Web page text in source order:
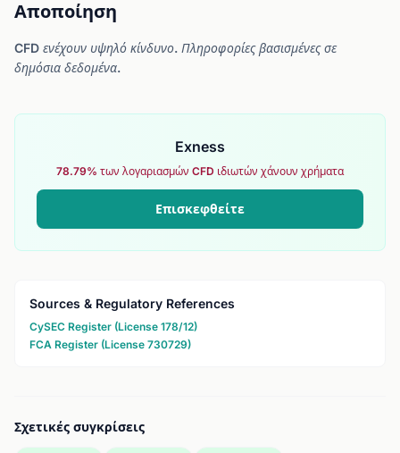
Αποποίηση
CFD ενέχουν υψηλό κίνδυνο. Πληροφορίες βασισμένες σε
δημόσια δεδομένα.
Exness
78.79% των λογαριασμών CFD ιδιωτών χάνουν χρήματα
Επισκεφθείτε
Sources & Regulatory References
CySEC Register (License 178/12)
FCA Register (License 730729)
Σχετικές συγκρίσεις